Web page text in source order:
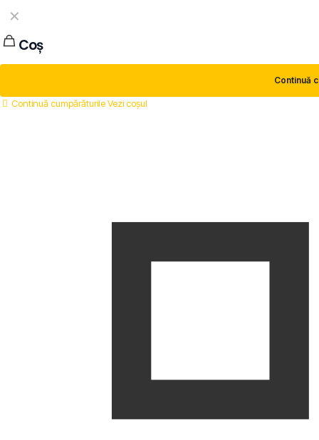
✕
Coș
Continuă
Continuă cumpărăturileVezi coșul